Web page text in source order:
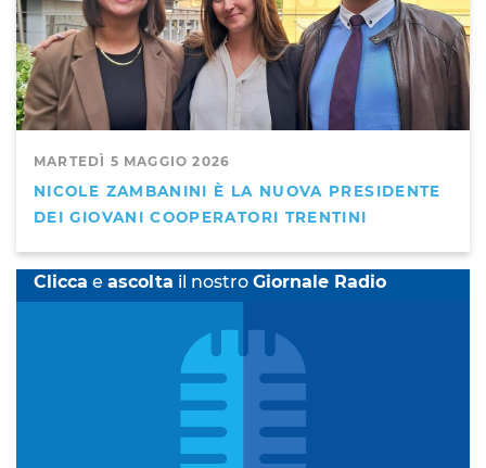
MARTEDÌ 5 MAGGIO 2026
NICOLE ZAMBANINI È LA NUOVA PRESIDENTE
DEI GIOVANI COOPERATORI TRENTINI
Clicca e ascolta il nostro Giornale Radio